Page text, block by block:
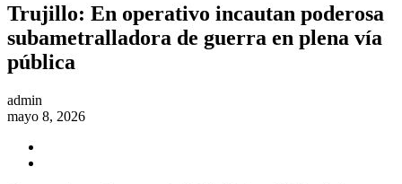
Trujillo: En operativo incautan poderosa
subametralladora de guerra en plena vía
pública
admin
mayo 8, 2026